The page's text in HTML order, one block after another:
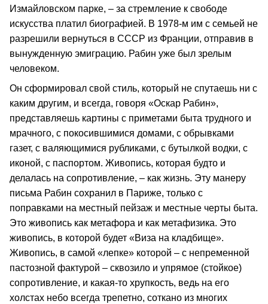
Измайловском парке, – за стремление к свободе
искусства платил биографией. В 1978-м им с семьей не
разрешили вернуться в СССР из Франции, отправив в
вынужденную эмиграцию. Рабин уже был зрелым
человеком.
Он сформировал свой стиль, который не спутаешь ни с
каким другим, и всегда, говоря «Оскар Рабин»,
представляешь картины с приметами быта трудного и
мрачного, с покосившимися домами, с обрывками
газет, с валяющимися рубликами, с бутылкой водки, с
иконой, с паспортом. Живопись, которая будто и
делалась на сопротивление, – как жизнь. Эту манеру
письма Рабин сохранил в Париже, только с
поправками на местный пейзаж и местные черты быта.
Это живопись как метафора и как метафизика. Это
живопись, в которой будет «Виза на кладбище».
Живопись, в самой «лепке» которой – с непременной
пастозной фактурой – сквозило и упрямое (стойкое)
сопротивление, и какая-то хрупкость, ведь на его
холстах небо всегда трепетно, соткано из многих